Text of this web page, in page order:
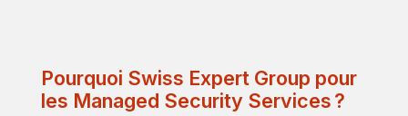
Pourquoi Swiss Expert Group pour
les Managed Security Services ?